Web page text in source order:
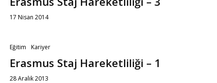
17 Nisan 2014
Eğitim Kariyer
Erasmus Staj Hareketliliği – 1
28 Aralık 2013